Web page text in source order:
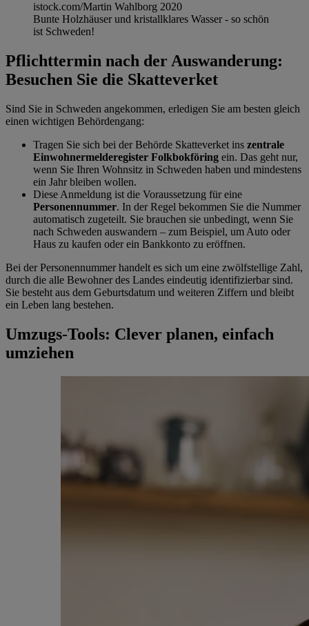
istock.com/Martin Wahlborg 2020
Bunte Holzhäuser und kristallklares Wasser - so schön
ist Schweden!
Pflichttermin nach der Auswanderung:
Besuchen Sie die Skatteverket
Sind Sie in Schweden angekommen, erledigen Sie am besten gleich
einen wichtigen Behördengang:
Tragen Sie sich bei der Behörde Skatteverket ins zentrale
Einwohnermelderegister Folkbokföring ein. Das geht nur,
wenn Sie Ihren Wohnsitz in Schweden haben und mindestens
ein Jahr bleiben wollen.
Diese Anmeldung ist die Voraussetzung für eine
Personennummer. In der Regel bekommen Sie die Nummer
automatisch zugeteilt. Sie brauchen sie unbedingt, wenn Sie
nach Schweden auswandern – zum Beispiel, um Auto oder
Haus zu kaufen oder ein Bankkonto zu eröffnen.
Bei der Personennummer handelt es sich um eine zwölfstellige Zahl,
durch die alle Bewohner des Landes eindeutig identifizierbar sind.
Sie besteht aus dem Geburtsdatum und weiteren Ziffern und bleibt
ein Leben lang bestehen.
Umzugs-Tools: Clever planen, einfach
umziehen